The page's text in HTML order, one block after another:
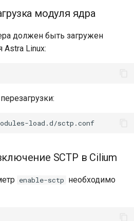
(нагрузки)
Keda
Kyverno
Multus CNI
SR-IOV
Cilium
модуля ядра
должен быть загружен
Astra Linux:
SCTP в Cilium
enable-sctp необходимо